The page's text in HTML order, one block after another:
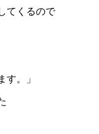
てくるので
す。」